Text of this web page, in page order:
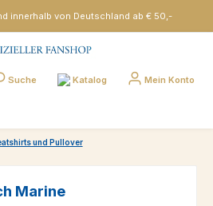
innerhalb von Deutschland ab € 50,-
Suche Katalog Mein Konto
und Pullover
Marine